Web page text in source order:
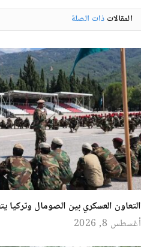
المقالات ذات الصلة
التعاون العسكري بين الصومال وتركيا
أغسطس 8, 2026